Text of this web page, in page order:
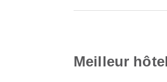
Meilleur